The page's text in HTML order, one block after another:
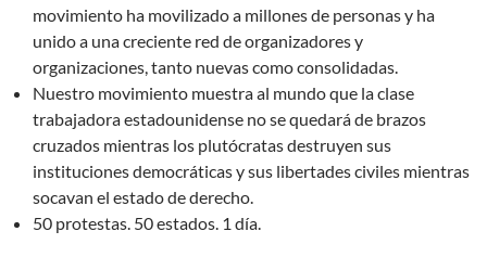
movimiento ha movilizado a millones de personas y ha
unido a una creciente red de organizadores y
organizaciones, tanto nuevas como consolidadas.
Nuestro movimiento muestra al mundo que la clase
trabajadora estadounidense no se quedará de brazos
cruzados mientras los plutócratas destruyen sus
instituciones democráticas y sus libertades civiles mientras
socavan el estado de derecho.
50 protestas. 50 estados. 1 día.